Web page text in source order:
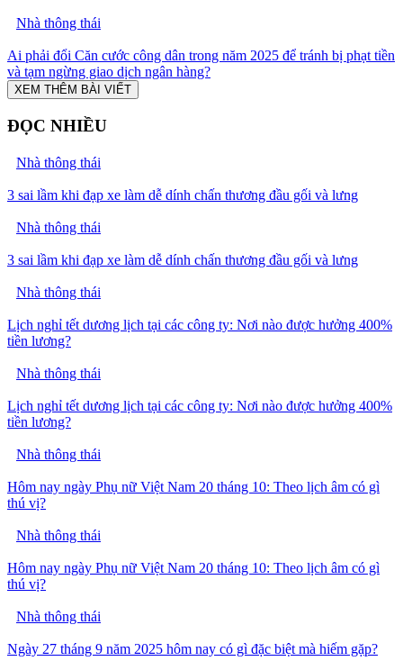
Nhà thông thái
Ai phải đổi Căn cước công dân trong năm 2025 để tránh bị phạt tiền
và tạm ngừng giao dịch ngân hàng?
XEM THÊM BÀI VIẾT
ĐỌC NHIỀU
Nhà thông thái
3 sai lầm khi đạp xe làm dễ dính chấn thương đầu gối và lưng
Nhà thông thái
3 sai lầm khi đạp xe làm dễ dính chấn thương đầu gối và lưng
Nhà thông thái
Lịch nghỉ tết dương lịch tại các công ty: Nơi nào được hưởng 400%
tiền lương?
Nhà thông thái
Lịch nghỉ tết dương lịch tại các công ty: Nơi nào được hưởng 400%
tiền lương?
Nhà thông thái
Hôm nay ngày Phụ nữ Việt Nam 20 tháng 10: Theo lịch âm có gì
thú vị?
Nhà thông thái
Hôm nay ngày Phụ nữ Việt Nam 20 tháng 10: Theo lịch âm có gì
thú vị?
Nhà thông thái
Ngày 27 tháng 9 năm 2025 hôm nay có gì đặc biệt mà hiếm gặp?